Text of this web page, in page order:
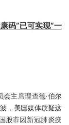
码”已可实现“一
主席理查德·伯尔
，美国媒体质疑这
股市因新冠肺炎疫